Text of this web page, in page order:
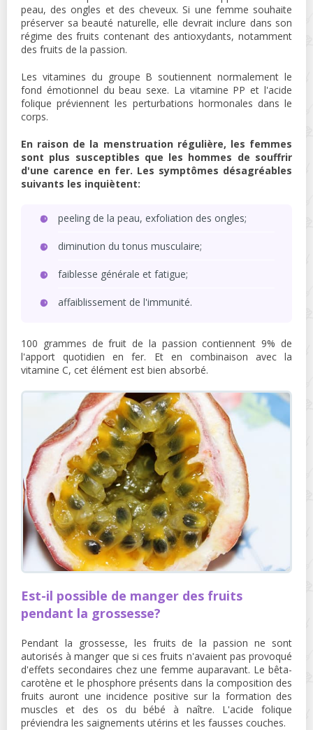
peau, des ongles et des cheveux. Si une femme souhaite
préserver sa beauté naturelle, elle devrait inclure dans son
régime des fruits contenant des antioxydants, notamment
des fruits de la passion.
Les vitamines du groupe B soutiennent normalement le
fond émotionnel du beau sexe. La vitamine PP et l'acide
folique préviennent les perturbations hormonales dans le
corps.
En raison de la menstruation régulière, les femmes
sont plus susceptibles que les hommes de souffrir
d'une carence en fer. Les symptômes désagréables
suivants les inquiètent:
peeling de la peau, exfoliation des ongles;
diminution du tonus musculaire;
faiblesse générale et fatigue;
affaiblissement de l'immunité.
100 grammes de fruit de la passion contiennent 9% de
l'apport quotidien en fer. Et en combinaison avec la
vitamine C, cet élément est bien absorbé.
Est-il possible de manger des fruits
pendant la grossesse?
Pendant la grossesse, les fruits de la passion ne sont
autorisés à manger que si ces fruits n'avaient pas provoqué
d'effets secondaires chez une femme auparavant. Le bêta-
carotène et le phosphore présents dans la composition des
fruits auront une incidence positive sur la formation des
muscles et des os du bébé à naître. L'acide folique
préviendra les saignements utérins et les fausses couches.